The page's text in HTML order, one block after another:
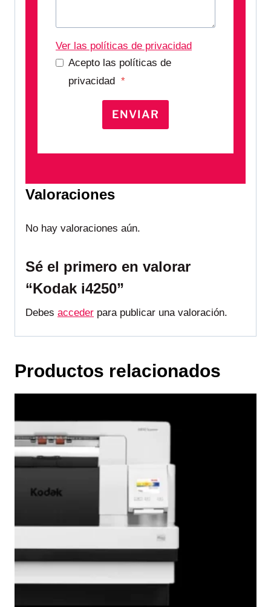
Ver las políticas de privacidad
Acepto las políticas de
privacidad *
ENVIAR
Valoraciones
No hay valoraciones aún.
Sé el primero en valorar
“Kodak i4250”
Debes acceder para publicar una valoración.
Productos relacionados